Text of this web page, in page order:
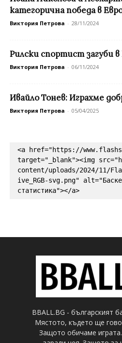
категорична победа в
Виктория Петрова - 28/11/2024
Рилски спортист загуби
Виктория Петрова - 06/11/2024
Ивайло Тонев: Играхме
Виктория Петрова - 05/04/2025
<a href="https://
target="_blank"><img
content/uploads/2024/11/
ive_RGB-svg.png"
статистика"></a>
BBALL.BG - българският
Мястото, където ще
Защото обичаме